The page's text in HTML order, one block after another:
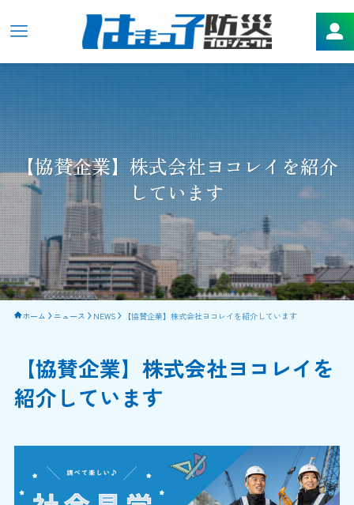
【協賛企業】株式会社ヨコレイを紹介
しています
ホーム ニュース NEWS 【協賛企業】株式会社ヨコレイを紹介しています
【協賛企業】株式会社ヨコレイを
紹介しています